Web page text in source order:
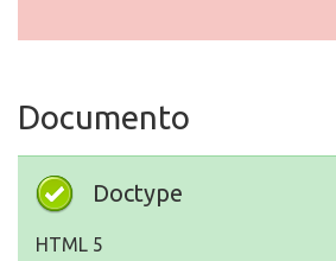
Documento
Doctype
HTML 5